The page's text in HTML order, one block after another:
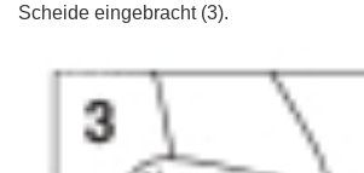
Scheide eingebracht (3).